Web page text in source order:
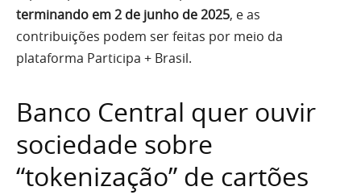
terminando em 2 de junho de 2025, e as
contribuições podem ser feitas por meio da
plataforma Participa + Brasil.
Banco Central quer ouvir
sociedade sobre
“tokenização” de cartões